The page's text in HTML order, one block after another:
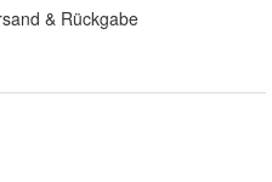
& Rückgabe